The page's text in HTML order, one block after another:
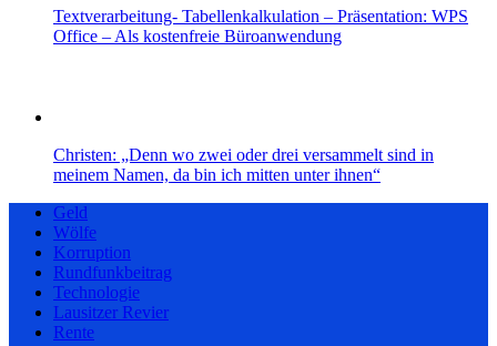
Textverarbeitung- Tabellenkalkulation – Präsentation: WPS
Office – Als kostenfreie Büroanwendung
Christen: „Denn wo zwei oder drei versammelt sind in
meinem Namen, da bin ich mitten unter ihnen“
Geld
Wölfe
Korruption
Rundfunkbeitrag
Technologie
Lausitzer Revier
Rente